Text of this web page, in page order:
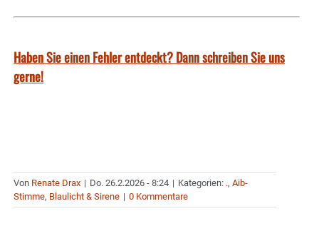
Haben Sie einen Fehler entdeckt? Dann schreiben Sie uns
gerne!
Von Renate Drax | Do. 26.2.2026 - 8:24 | Kategorien: ., Aib-
Stimme, Blaulicht & Sirene | 0 Kommentare